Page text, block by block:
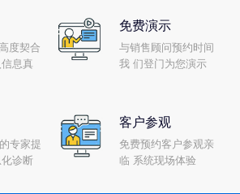
度契合
息真
免费演示
与销售顾问预约时间
我 们登门为您演示
专家提
诊断
客户参观
免费预约客户参观亲
临 系统现场体验